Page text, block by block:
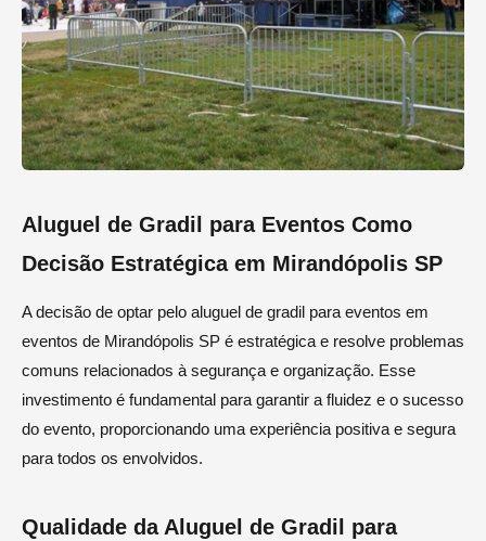
Aluguel de Gradil para Eventos Como
Decisão Estratégica em Mirandópolis SP
A decisão de optar pelo aluguel de gradil para eventos em
eventos de Mirandópolis SP é estratégica e resolve problemas
comuns relacionados à segurança e organização. Esse
investimento é fundamental para garantir a fluidez e o sucesso
do evento, proporcionando uma experiência positiva e segura
para todos os envolvidos.
Qualidade da Aluguel de Gradil para